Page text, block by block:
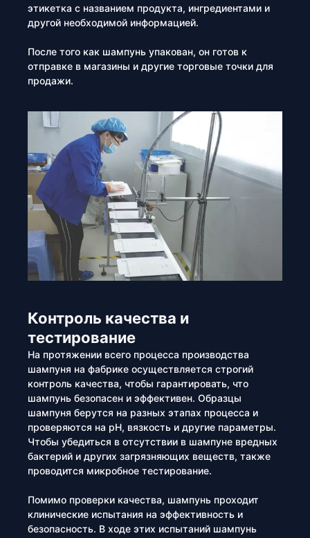
этикетка с названием продукта, ингредиентами и
другой необходимой информацией.
После того как шампунь упакован, он готов к
отправке в магазины и другие торговые точки для
продажи.
Контроль качества и
тестирование
На протяжении всего процесса производства
шампуня на фабрике осуществляется строгий
контроль качества, чтобы гарантировать, что
шампунь безопасен и эффективен. Образцы
шампуня берутся на разных этапах процесса и
проверяются на pH, вязкость и другие параметры.
Чтобы убедиться в отсутствии в шампуне вредных
бактерий и других загрязняющих веществ, также
проводится микробное тестирование.
Помимо проверки качества, шампунь проходит
клинические испытания на эффективность и
безопасность. В ходе этих испытаний шампунь